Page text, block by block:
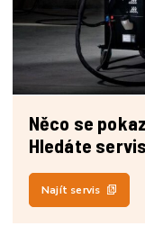
Něco se
Hledáte
Najít servis